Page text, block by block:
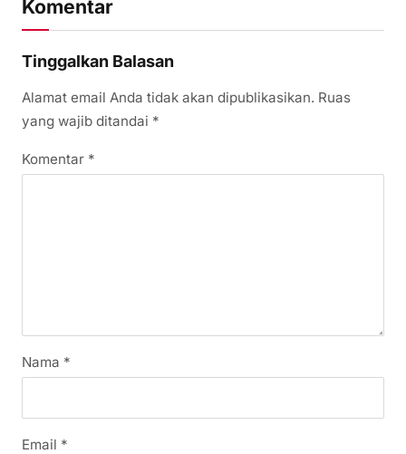
Komentar
Tinggalkan Balasan
Alamat email Anda tidak akan dipublikasikan. Ruas
yang wajib ditandai *
Komentar *
Nama *
Email *